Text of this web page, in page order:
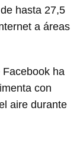
hasta 27,5
a áreas
ha
con
aire durante